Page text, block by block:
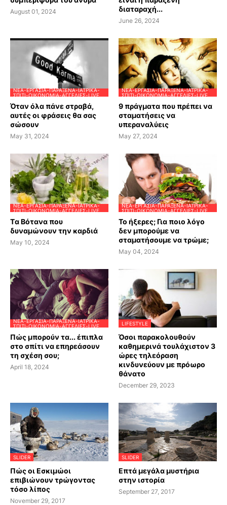
August 01, 2024
διαταραχή...
June 26, 2024
ΝΈΑ-ΕΡΓΑΣΊΑ-ΠΑΡΆΞΕΝΑ-ΙΑΤΡΙΚΆ-
ΣΠΊΤΙ-ΟΙΚΟΝΟΜΊΑ-ΑΓΓΕΛΊΕΣ-LIVE
Όταν όλα πάνε στραβά,
αυτές οι φράσεις θα σας
σώσουν
May 31, 2024
ΝΈΑ-ΕΡΓΑΣΊΑ-ΠΑΡΆΞΕΝΑ-ΙΑΤΡΙΚΆ-
ΣΠΊΤΙ-ΟΙΚΟΝΟΜΊΑ-ΑΓΓΕΛΊΕΣ-LIVE
9 πράγματα που πρέπει να
σταματήσεις να
υπεραναλύεις
May 27, 2024
ΝΈΑ-ΕΡΓΑΣΊΑ-ΠΑΡΆΞΕΝΑ-ΙΑΤΡΙΚΆ-
ΣΠΊΤΙ-ΟΙΚΟΝΟΜΊΑ-ΑΓΓΕΛΊΕΣ-LIVE
Tα Βότανα που
δυναμώνουν την καρδιά
May 10, 2024
ΝΈΑ-ΕΡΓΑΣΊΑ-ΠΑΡΆΞΕΝΑ-ΙΑΤΡΙΚΆ-
ΣΠΊΤΙ-ΟΙΚΟΝΟΜΊΑ-ΑΓΓΕΛΊΕΣ-LIVE
Το ήξερες; Για ποιο λόγο
δεν μπορούμε να
σταματήσουμε να τρώμε;
May 04, 2024
ΝΈΑ-ΕΡΓΑΣΊΑ-ΠΑΡΆΞΕΝΑ-ΙΑΤΡΙΚΆ-
ΣΠΊΤΙ-ΟΙΚΟΝΟΜΊΑ-ΑΓΓΕΛΊΕΣ-LIVE
Πώς μπορούν τα... έπιπλα
στο σπίτι να επηρεάσουν
τη σχέση σου;
April 18, 2024
LIFESTYLE
Όσοι παρακολουθούν
καθημερινά τουλάχιστον 3
ώρες τηλεόραση
κινδυνεύουν με πρόωρο
θάνατο
December 29, 2023
SLIDER
Πώς οι Εσκιμώοι
επιβιώνουν τρώγοντας
τόσο λίπος
November 29, 2017
SLIDER
Επτά μεγάλα μυστήρια
στην ιστορία
September 27, 2017